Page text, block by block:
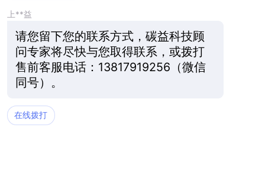
上**益
请您留下您的联系方式，碳益科技顾
问专家将尽快与您取得联系， 或拨打
售前客服电话： 13817919256（微信
同号）。
在线拨打